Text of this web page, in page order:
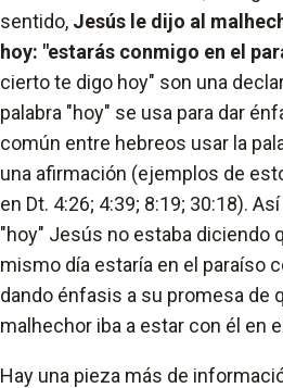
sentido, Jesús le dijo al
hoy: "estarás conmigo en el
cierto te digo hoy" son una
palabra "hoy" se usa para dar
común entre hebreos usar la
una afirmación (ejemplos de
en Dt. 4:26; 4:39; 8:19; 30:18).
"hoy" Jesús no estaba diciendo
mismo día estaría en el paraíso
dando énfasis a su promesa de
malhechor iba a estar con él en
Hay una pieza más de